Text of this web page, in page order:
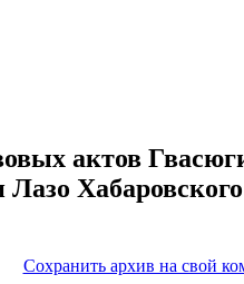
актов
Сохранить архив на свой